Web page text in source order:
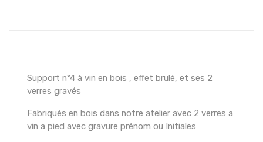
Support n°4 à vin en bois , effet brulé, et ses 2
verres gravés
Fabriqués en bois dans notre atelier avec 2 verres a
vin a pied avec gravure prénom ou Initiales